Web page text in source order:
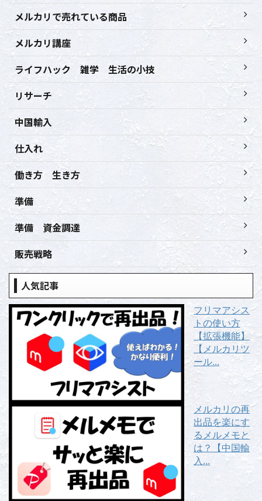
メルカリで売れている商品
メルカリ講座
ライフハック 雑学 生活の小技
リサーチ
中国輸入
仕入れ
働き方 生き方
準備
準備 資金調達
販売戦略
人気記事
フリマアシス
トの使い方
【拡張機能】
【メルカリツ
ール...
メルカリの再
出品を楽にす
るメルメモと
は？【中国輸
入...